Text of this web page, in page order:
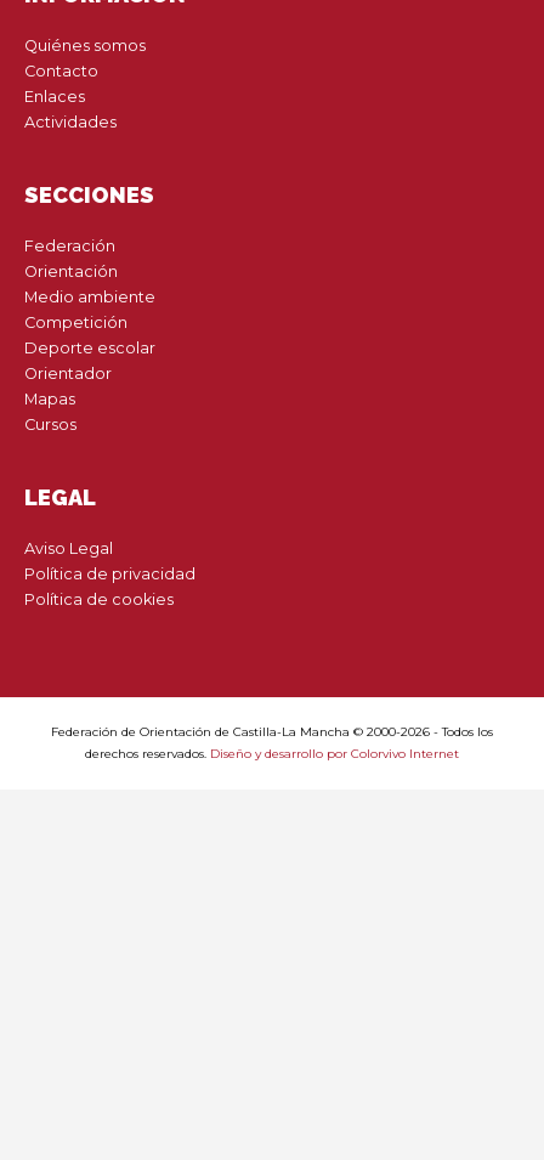
Quiénes somos
Contacto
Enlaces
Actividades
SECCIONES
Federación
Orientación
Medio ambiente
Competición
Deporte escolar
Orientador
Mapas
Cursos
LEGAL
Aviso Legal
Política de privacidad
Política de cookies
Federación de Orientación de Castilla-La Mancha © 2000-2026 - Todos los
derechos reservados. Diseño y desarrollo por Colorvivo Internet